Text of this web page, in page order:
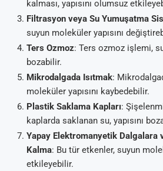
kalması, yapısını olumsuz
Filtrasyon veya Su Yumuşatma
suyun moleküler yapısını
Ters Ozmoz: Ters ozmoz işlemi,
bozabilir.
Mikrodalgada Isıtmak:
moleküler yapısını kaybedebilir.
Plastik Saklama Kapları:
kaplarda saklanan su, yapısını
Yapay Elektromanyetik Dalgalara
Kalma: Bu tür etkenler, suyun
etkileyebilir.